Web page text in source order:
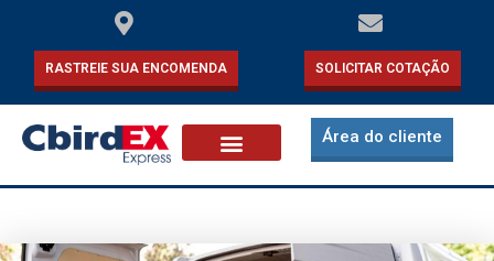
RASTREIE SUA ENCOMENDA SOLICITAR COTAÇÃO
Área do cliente